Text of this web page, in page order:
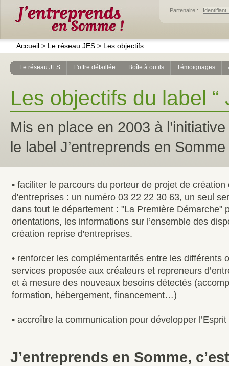
Partenaire :
Accueil > Le réseau JES > Les objectifs
Le réseau JES L'offre détaillée Boîte à outils Témoignages
Les objectifs du label “
Mis en place en 2003 à
le label J’entreprends en
• faciliter le parcours du porteur de projet de création
d'entreprises : un numéro 03 22 22 30 63, un seul
dans tout le département : "La Première Démarche"
orientations, les informations sur l’ensemble des
création reprise d'entreprises.
• renforcer les complémentarités entre les différents
services proposée aux créateurs et repreneurs
et à mesure des nouveaux besoins détectés
formation, hébergement, financement…)
• accroître la communication pour développer l’Esprit
J’entreprends en Somme,